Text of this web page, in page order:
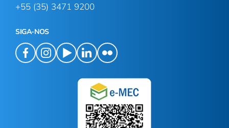
+55 (35) 3471 9200
SIGA-NOS